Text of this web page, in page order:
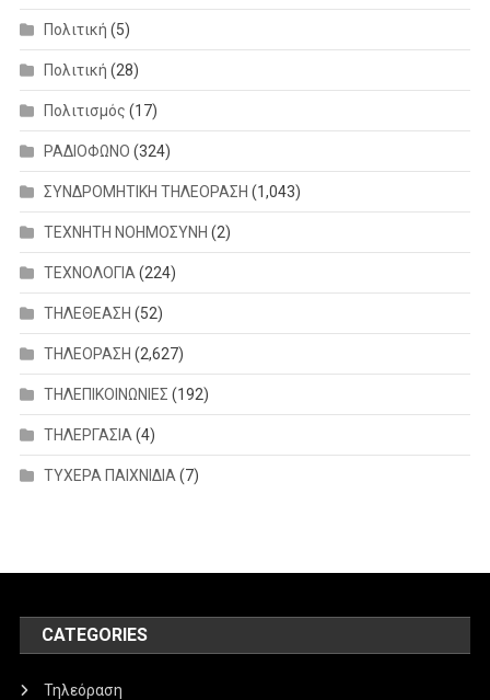
Πολιτική (5)
Πολιτική (28)
Πολιτισμός (17)
ΡΑΔΙΟΦΩΝΟ (324)
ΣΥΝΔΡΟΜΗΤΙΚΗ ΤΗΛΕΟΡΑΣΗ (1,043)
ΤΕΧΝΗΤΗ ΝΟΗΜΟΣΥΝΗ (2)
ΤΕΧΝΟΛΟΓΙΑ(224)
ΤΗΛΕΘΕΑΣΗ (52)
ΤΗΛΕΟΡΑΣΗ (2,627)
ΤΗΛΕΠΙΚΟΙΝΩΝΙΕΣ (192)
ΤΗΛΕΡΓΑΣΙΑ(4)
ΤΥΧΕΡΑ ΠΑΙΧΝΙΔΙΑ(7)
CATEGORIES
Τηλεόραση